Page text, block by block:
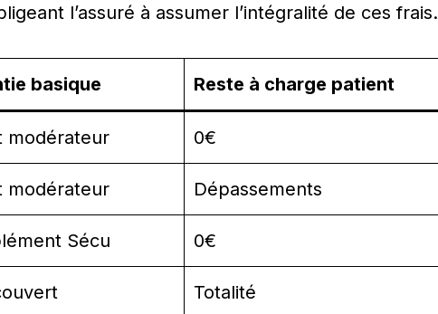
l’assuré à assumer l’intégralité de ces frais.
basique Reste à charge patient
modérateur 0€
modérateur Dépassements
Sécu 0€
Totalité